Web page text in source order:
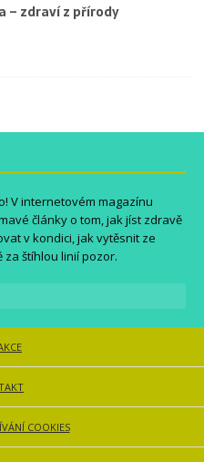
– zdraví z přírody
V internetovém magazínu
články o tom, jak jíst zdravě
v kondici, jak vytěsnit ze
za štíhlou linií pozor.
COOKIES